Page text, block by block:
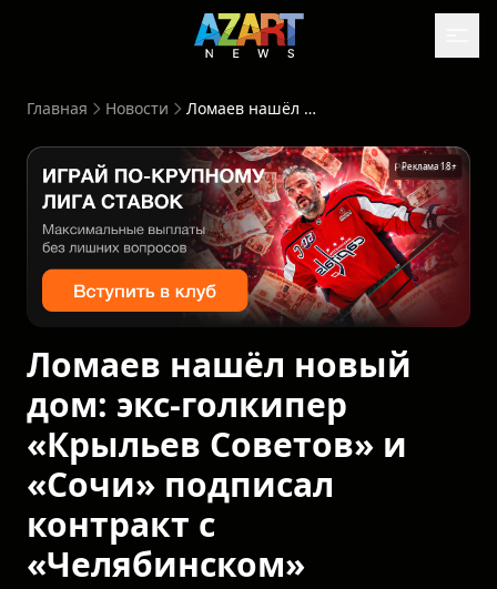
Главная Новости Ломаев нашёл новый дом: экс-голкипер «Крыльев Советов» и «Сочи» подписал контракт с «Челябинском»
Реклама 18+
Ломаев нашёл новый
дом: экс-голкипер
«Крыльев Советов» и
«Сочи» подписал
контракт с
«Челябинском»